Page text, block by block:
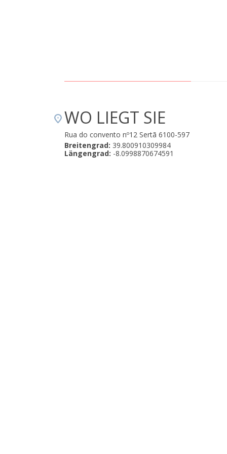
WO LIEGT SIE
Rua do convento nº12 Sertã 6100-597
Breitengrad: 39.800910309984
Längengrad: -8.0998870674591